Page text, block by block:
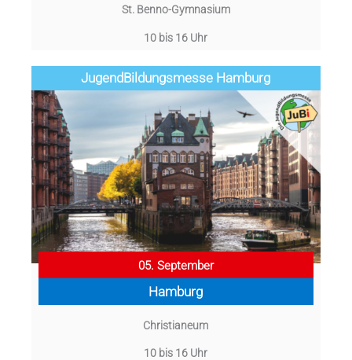
St. Benno-Gymnasium
10 bis 16 Uhr
Jugend­­­­­Bildungsmess­e Hamburg
05. September
Hamburg
Christianeum
10 bis 16 Uhr